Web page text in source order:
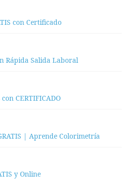
con Certificado
Rápida Salida Laboral
CERTIFICADO
| Aprende Colorimetría
y Online